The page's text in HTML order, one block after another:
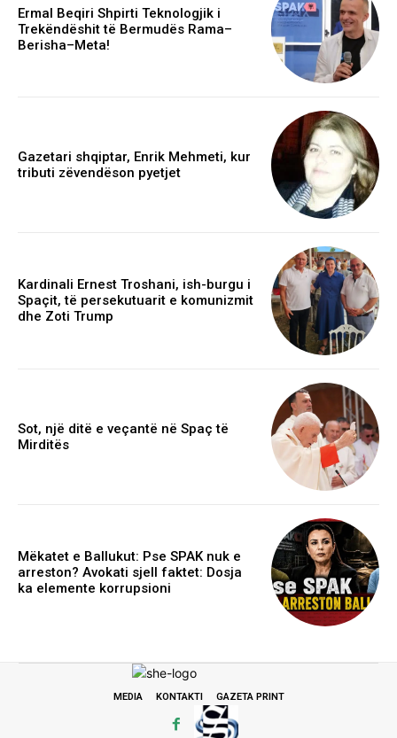
Ermal Beqiri Shpirti Teknologjik i
Trekëndëshit të Bermudës Rama–
Berisha–Meta!
Gazetari shqiptar, Enrik Mehmeti, kur
tributi zëvendëson pyetjet
Kardinali Ernest Troshani, ish-burgu i
Spaçit, të persekutuarit e komunizmit
dhe Zoti Trump
Sot, një ditë e veçantë në Spaç të
Mirditës
Mëkatet e Ballukut: Pse SPAK nuk e
arreston? Avokati sjell faktet: Dosja
ka elemente korrupsioni
MEDIA KONTAKTI GAZETA PRINT